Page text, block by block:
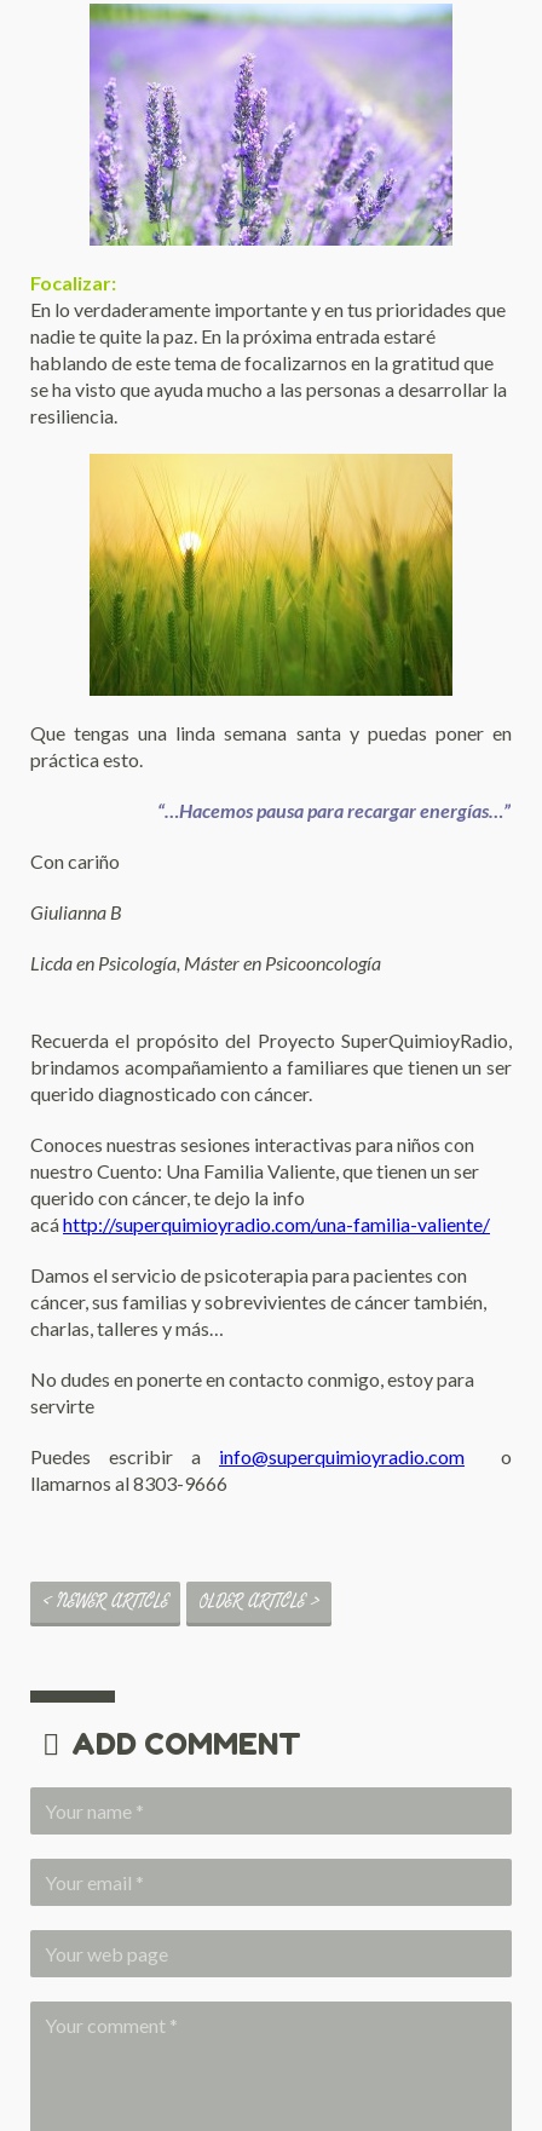
Focalizar:
En lo verdaderamente importante y en tus prioridades que
nadie te quite la paz. En la próxima entrada estaré
hablando de este tema de focalizarnos en la gratitud que
se ha visto que ayuda mucho a las personas a desarrollar la
resiliencia.
Que tengas una linda semana santa y puedas poner en
práctica esto.
“…Hacemos pausa para recargar energías…”
Con cariño
Giulianna B
Licda en Psicología, Máster en Psicooncología
Recuerda el propósito del Proyecto SuperQuimioyRadio,
brindamos acompañamiento a familiares que tienen un ser
querido diagnosticado con cáncer.
Conoces nuestras sesiones interactivas para niños con
nuestro Cuento: Una Familia Valiente, que tienen un ser
querido con cáncer, te dejo la info
acáhttp://superquimioyradio.com/una-familia-valiente/
Damos el servicio de psicoterapia para pacientes con
cáncer, sus familias y sobrevivientes de cáncer también,
charlas, talleres y más…
No dudes en ponerte en contacto conmigo, estoy para
servirte
Puedes escribir a info@superquimioyradio.com o
llamarnos al 8303-9666
< NEWER ARTICLE OLDER ARTICLE >
ADD COMMENT